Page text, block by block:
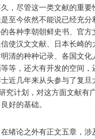
，尽管这一类文献的重要
至今依然不能说已经充分
各种李朝朝鲜史书、官方
使汉文文献、日本长崎的
清的种种记录、各国文化
等，还大有开发的空间，
近几年来从头参与了复旦
究计划，对这方面文献有
好的基础。
绪论之外有正文五章，涉